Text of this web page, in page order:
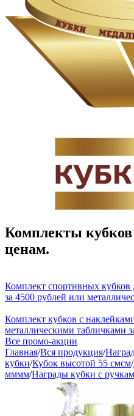
Комплекты
ценам.
Комплект спортивных кубков
за 4500 рублей или
Комплект кубков с
металлическими табличками
Все промо-акции
Главная/Вся продукция/
кубки/Кубок высотой 55 смсм/
мммм/Награды кубки с